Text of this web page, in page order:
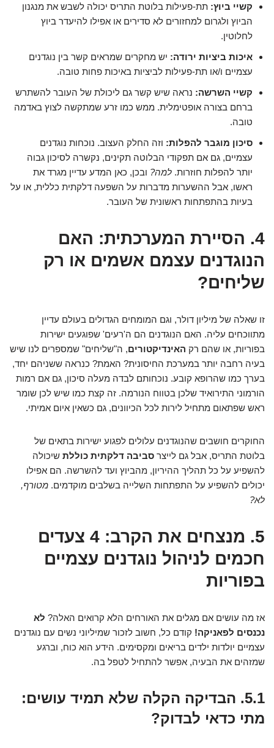
קשיי ביוץ: תת-פעילות בלוטת התריס יכולה לשבש את מנגנון
הביוץ ולגרום למחזורים לא סדירים או אפילו להיעדר ביוץ
לחלוטין.
איכות ביציות ירודה: יש מחקרים שמראים קשר בין נוגדנים
עצמיים ו/או תת-פעילות לביציות באיכות פחות טובה.
קשיי השרשה: נראה שיש קשר גם ליכולת של העובר להשתרש
ברחם בצורה אופטימלית. ממש כמו זרע שמתקשה לצוץ באדמה
טובה.
סיכון מוגבר להפלות: וזה החלק העצוב. נוכחות נוגדנים
עצמיים, גם אם תפקודי הבלוטה תקינים, נקשרה לסיכון גבוה
יותר להפלות חוזרות. למה? ובכן, כאן המדע עדיין מגרד את
ראשו, אבל ההשערות מדברות על השפעה דלקתית כללית, או על
בעיות בהתפתחות ראשונית של העובר.
4. הסיירת המערכתית: האם
הנוגדנים עצמם אשמים או רק
שליחים?
זו שאלה של מיליון דולר, וגם המומחים הגדולים בעולם עדיין
מתווכחים עליה. האם הנוגדנים הם ה'רעים' שפוגעים ישירות
בפוריות, או שהם רק האינדיקטורים, ה"שליחים" שמספרים לנו שיש
בעיה רחבה יותר במערכת החיסונית? האמת? כנראה ששניהם יחד,
בערך כמו שהרופא קובע. נוכחותם לבדה מעלה סיכון, גם אם רמות
הורמוני התירואיד שלכן בטווח הנורמה. זה קצת כמו שיש לכן שומר
ראש שפתאום מתחיל לירות לכל הכיוונים, גם כשאין איום אמיתי.
החוקרים חושבים שהנוגדנים עלולים לפגוע ישירות בתאים של
בלוטת התריס, אבל גם לייצר סביבה דלקתית כוללת שיכולה
להשפיע על כל תהליך ההיריון, מהביוץ ועד להשרשה. הם אפילו
יכולים להשפיע על התפתחות השלייה בשלבים מוקדמים. מטורף,
לא?
5. מנצחים את הקרב: 4 צעדים
חכמים לניהול נוגדנים עצמיים
בפוריות
אז מה עושים אם מגלים את האורחים הלא קרואים האלה? לא
נכנסים לפאניקה! קודם כל, חשוב לזכור שמיליוני נשים עם נוגדנים
עצמיים יולדות ילדים בריאים ומקסימים. הידע הוא כוח, וברגע
שמזהים את הבעיה, אפשר להתחיל לטפל בה.
5.1. הבדיקה הקלה שלא תמיד עושים:
מתי כדאי לבדוק?